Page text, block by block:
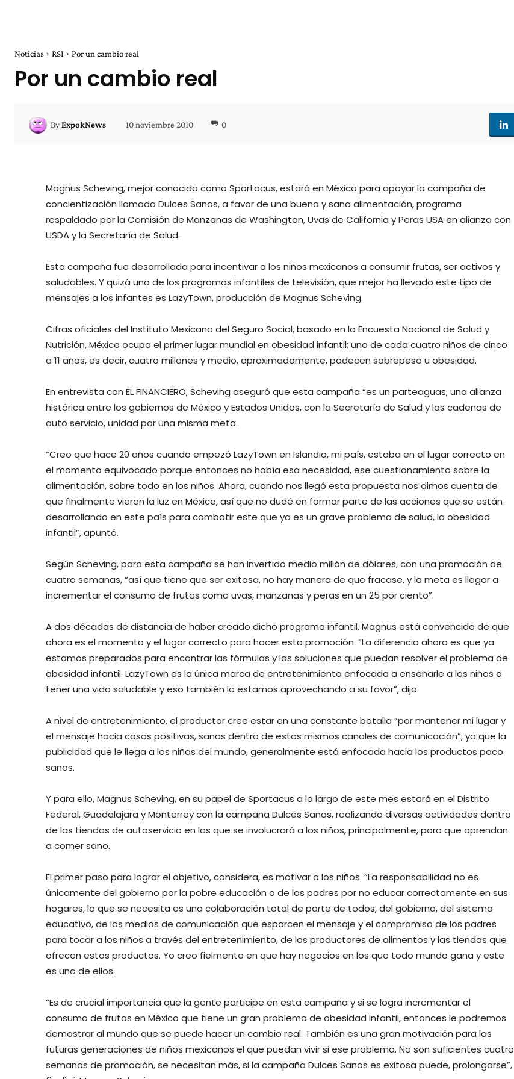
Noticias RSI Por un cambio real
Por un cambio real
ByExpokNews 10 noviembre 2010 0
Magnus Scheving, mejor conocido como Sportacus, estará en México para apoyar la campaña de
concientización llamada Dulces Sanos, a favor de una buena y sana alimentación, programa
respaldado por la Comisión de Manzanas de Washington, Uvas de California y Peras USA en alianza con
USDA y la Secretaría de Salud.
Esta campaña fue desarrollada para incentivar a los niños mexicanos a consumir frutas, ser activos y
saludables. Y quizá uno de los programas infantiles de televisión, que mejor ha llevado este tipo de
mensajes a los infantes es LazyTown, producción de Magnus Scheving.
Cifras oficiales del Instituto Mexicano del Seguro Social, basado en la Encuesta Nacional de Salud y
Nutrición, México ocupa el primer lugar mundial en obesidad infantil: uno de cada cuatro niños de cinco
a 11 años, es decir, cuatro millones y medio, aproximadamente, padecen sobrepeso u obesidad.
En entrevista con EL FINANCIERO, Scheving aseguró que esta campaña “es un parteaguas, una alianza
histórica entre los gobiernos de México y Estados Unidos, con la Secretaría de Salud y las cadenas de
auto servicio, unidad por una misma meta.
“Creo que hace 20 años cuando empezó LazyTown en Islandia, mi país, estaba en el lugar correcto en
el momento equivocado porque entonces no había esa necesidad, ese cuestionamiento sobre la
alimentación, sobre todo en los niños. Ahora, cuando nos llegó esta propuesta nos dimos cuenta de
que finalmente vieron la luz en México, así que no dudé en formar parte de las acciones que se están
desarrollando en este país para combatir este que ya es un grave problema de salud, la obesidad
infantil”, apuntó.
Según Scheving, para esta campaña se han invertido medio millón de dólares, con una promoción de
cuatro semanas, “así que tiene que ser exitosa, no hay manera de que fracase, y la meta es llegar a
incrementar el consumo de frutas como uvas, manzanas y peras en un 25 por ciento”.
A dos décadas de distancia de haber creado dicho programa infantil, Magnus está convencido de que
ahora es el momento y el lugar correcto para hacer esta promoción. “La diferencia ahora es que ya
estamos preparados para encontrar las fórmulas y las soluciones que puedan resolver el problema de
obesidad infantil. LazyTown es la única marca de entretenimiento enfocada a enseñarle a los niños a
tener una vida saludable y eso también lo estamos aprovechando a su favor”, dijo.
A nivel de entretenimiento, el productor cree estar en una constante batalla “por mantener mi lugar y
el mensaje hacia cosas positivas, sanas dentro de estos mismos canales de comunicación”, ya que la
publicidad que le llega a los niños del mundo, generalmente está enfocada hacia los productos poco
sanos.
Y para ello, Magnus Scheving, en su papel de Sportacus a lo largo de este mes estará en el Distrito
Federal, Guadalajara y Monterrey con la campaña Dulces Sanos, realizando diversas actividades dentro
de las tiendas de autoservicio en las que se involucrará a los niños, principalmente, para que aprendan
a comer sano.
El primer paso para lograr el objetivo, considera, es motivar a los niños. “La responsabilidad no es
únicamente del gobierno por la pobre educación o de los padres por no educar correctamente en sus
hogares, lo que se necesita es una colaboración total de parte de todos, del gobierno, del sistema
educativo, de los medios de comunicación que esparcen el mensaje y el compromiso de los padres
para tocar a los niños a través del entretenimiento, de los productores de alimentos y las tiendas que
ofrecen estos productos. Yo creo fielmente en que hay negocios en los que todo mundo gana y este
es uno de ellos.
“Es de crucial importancia que la gente participe en esta campaña y si se logra incrementar el
consumo de frutas en México que tiene un gran problema de obesidad infantil, entonces le podremos
demostrar al mundo que se puede hacer un cambio real. También es una gran motivación para las
futuras generaciones de niños mexicanos el que puedan vivir si ese problema. No son suficientes cuatro
semanas de promoción, se necesitan más, si la campaña Dulces Sanos es exitosa puede, prolongarse”,